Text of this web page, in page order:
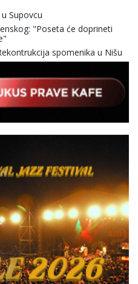
Supovcu
"Poseta će doprineti
spomenika u Nišu